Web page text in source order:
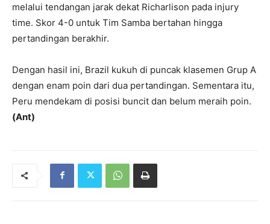
melalui tendangan jarak dekat Richarlison pada injury
time. Skor 4-0 untuk Tim Samba bertahan hingga
pertandingan berakhir.
Dengan hasil ini, Brazil kukuh di puncak klasemen Grup A
dengan enam poin dari dua pertandingan. Sementara itu,
Peru mendekam di posisi buncit dan belum meraih poin.
(Ant)